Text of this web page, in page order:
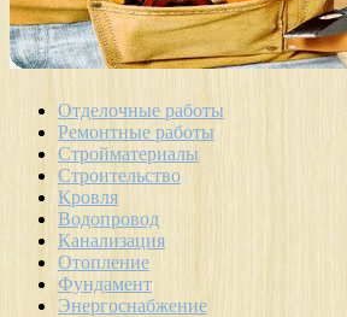
Отделочные работы
Ремонтные работы
Стройматериалы
Строительство
Кровля
Водопровод
Канализация
Отопление
Фундамент
Энергоснабжение